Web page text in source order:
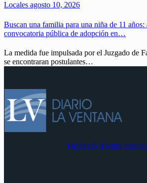
Locales agosto 10, 2026
Buscan una familia para una niña de 11 años:
convocatoria pública de adopción en…
La medida fue impulsada por el Juzgado de
se encontraran postulantes…
Facebook Twitter